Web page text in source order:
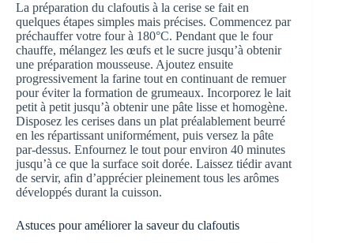
La préparation du clafoutis à la cerise se fait en
quelques étapes simples mais précises. Commencez par
préchauffer votre four à 180°C. Pendant que le four
chauffe, mélangez les œufs et le sucre jusqu’à obtenir
une préparation mousseuse. Ajoutez ensuite
progressivement la farine tout en continuant de remuer
pour éviter la formation de grumeaux. Incorporez le lait
petit à petit jusqu’à obtenir une pâte lisse et homogène.
Disposez les cerises dans un plat préalablement beurré
en les répartissant uniformément, puis versez la pâte
par-dessus. Enfournez le tout pour environ 40 minutes
jusqu’à ce que la surface soit dorée. Laissez tiédir avant
de servir, afin d’apprécier pleinement tous les arômes
développés durant la cuisson.
Astuces pour améliorer la saveur du clafoutis